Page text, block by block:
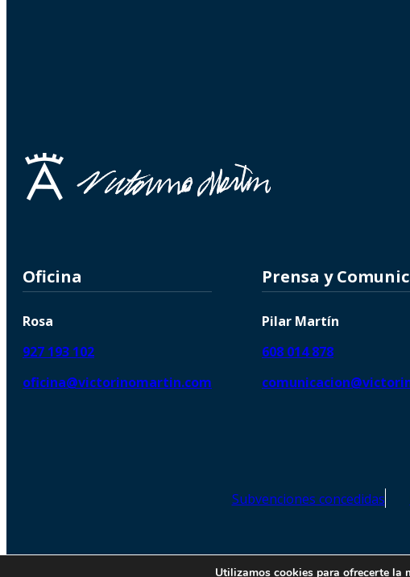
Oficina
Rosa
927 193 102
oficina@victorinomartin.com
Prensa y
Pilar Martín
608 014 878
Subvenciones concedidas
© 2026 Copyright © | Victorino Martín
Utilizamos cookies para ofrecerte la